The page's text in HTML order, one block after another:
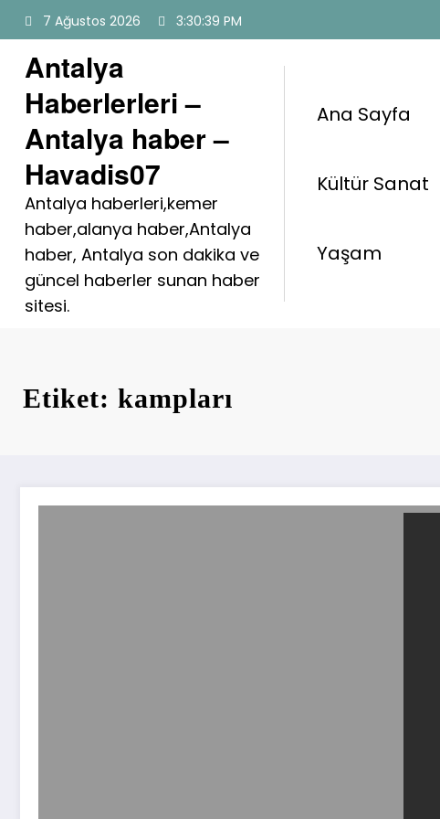
İçeriğe7 Ağustos 2026 3:30:39 PM
Antalya
Haberlerleri –
Antalya haber –
Havadis07
Antalya haberleri,kemer
haber,alanya haber,Antalya
haber, Antalya son dakika ve
güncel haberler sunan haber
sitesi.
Ana Sayfa
Kültür Sanat
Yaşam
Etiket: kampları